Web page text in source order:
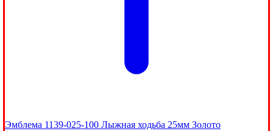
Эмблема 1139-025-100 Лыжная ходьба 25мм Золото